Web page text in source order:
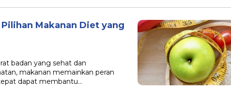
Makanan Diet yang
badan yang sehat dan
makanan memainkan peran
dapat membantu…